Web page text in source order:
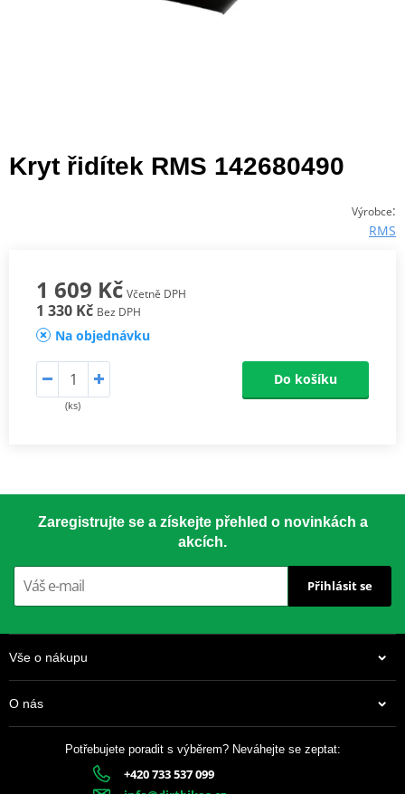
Kryt řidítek RMS 142680490
Výrobce:
RMS
1 609 Kč Včetně DPH
1 330 Kč Bez DPH
Na objednávku
(ks)
Do košíku
Zaregistrujte se a získejte přehled o novinkách a
akcích.
Přihlásit se
Vše o nákupu
O nás
Potřebujete poradit s výběrem? Neváhejte se zeptat:
+420 733 537 099